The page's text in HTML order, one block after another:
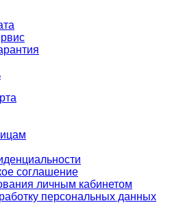
соглашение
личным кабинетом
персональных данных